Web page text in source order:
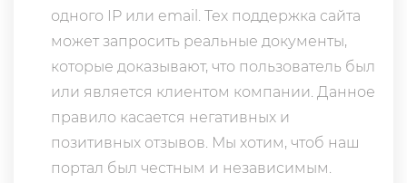
одного IP или email. Тех поддержка сайта
может запросить реальные документы,
которые доказывают, что пользователь был
или является клиентом компании. Данное
правило касается негативных и
позитивных отзывов. Мы хотим, чтоб наш
портал был честным и независимым.